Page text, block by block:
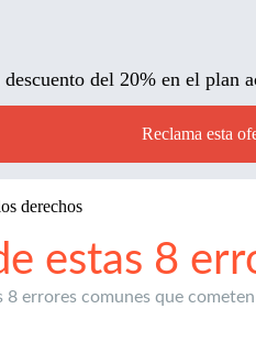
del 20% en el plan
Reclama esta
derechos
estas 8
errores comunes que